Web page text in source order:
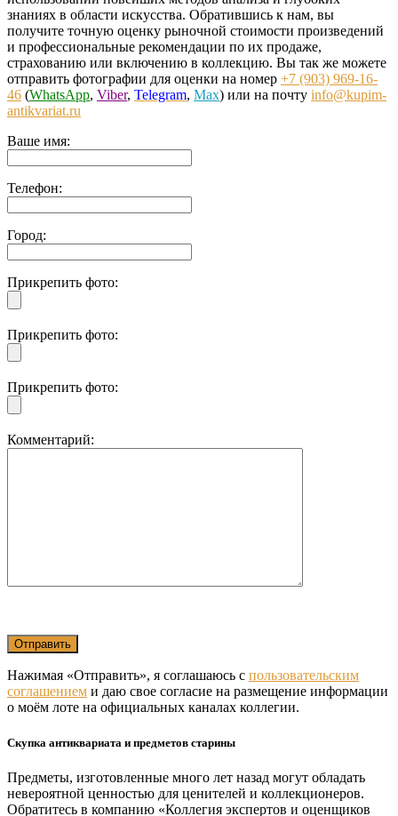
знаниях в области искусства. Обратившись к нам, вы
получите точную оценку рыночной стоимости произведений
и профессиональные рекомендации по их продаже,
страхованию или включению в коллекцию. Вы так же можете
отправить фотографии для оценки на номер +7 (903) 969-16-
46 (WhatsApp, Viber, Telegram, Max) или на почту info@kupim-
antikvariat.ru
Ваше имя:
Телефон:
Город:
Прикрепить фото:
Прикрепить фото:
Прикрепить фото:
Комментарий:
Нажимая «Отправить», я соглашаюсь с пользовательским
соглашением и даю свое согласие на размещение информации
о моём лоте на официальных каналах коллегии.
Скупка антиквариата и предметов старины
Предметы, изготовленные много лет назад могут обладать
невероятной ценностью для ценителей и коллекционеров.
Обратитесь в компанию «Коллегия экспертов и оценщиков